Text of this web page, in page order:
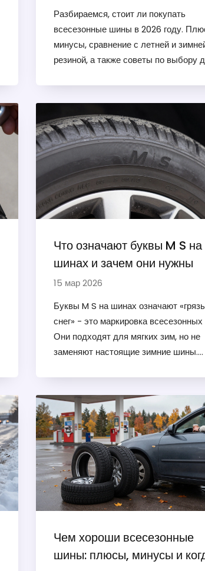
Разбираемся, стоит ли покупать
всесезонные шины в 2026 году.
минусы, сравнение с летней и
резиной, а также советы по выбору
Что означают буквы M S на
шинах и зачем они нужны
15 мар 2026
Буквы M S на шинах означают
снег» - это маркировка
Они подходят для мягких зим, но не
заменяют настоящие зимние шины.
Чем хороши всесезонные
шины: плюсы, минусы и